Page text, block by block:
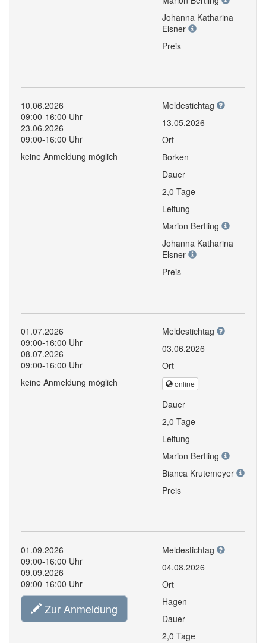
Johanna Katharina
Elsner
Preis
10.06.2026
09:00-16:00 Uhr
23.06.2026
09:00-16:00 Uhr
keine Anmeldung möglich
Meldestichtag
13.05.2026
Ort
Borken
Dauer
2,0 Tage
Leitung
Marion Bertling
Johanna Katharina
Elsner
Preis
01.07.2026
09:00-16:00 Uhr
08.07.2026
09:00-16:00 Uhr
keine Anmeldung möglich
Meldestichtag
03.06.2026
Ort
online
Dauer
2,0 Tage
Leitung
Marion Bertling
Bianca Krutemeyer
Preis
01.09.2026
09:00-16:00 Uhr
09.09.2026
09:00-16:00 Uhr
Zur Anmeldung
Meldestichtag
04.08.2026
Ort
Hagen
Dauer
2,0 Tage